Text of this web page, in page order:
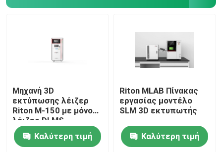
τρισδιάστατος εκτυπωτής τιτανίου
Μηχανή κάμψης σύρματος DMIS-V1
Μηχανή κάμψης σύρματος DMIS-V1
Μηχανή 3D
εκτύπωσης λέιζερ
Riton M-150 με μόνο
λέιζερ DLMS
Καλύτερη τιμή
Riton MLAB Πίνακας
εργασίας μοντέλο
SLM 3D εκτυπωτής
Καλύτερη τιμή